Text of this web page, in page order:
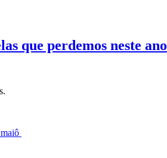
que perdemos neste ano